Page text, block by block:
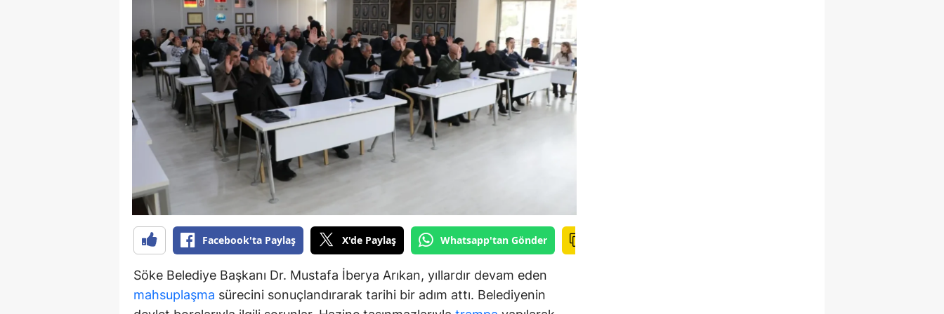
Yalova
Karabük
Kilis
Osmaniye
Facebook'ta Paylaş X'de Paylaş Whatsapp'tan Gönder
Söke Belediye Başkanı Dr. Mustafa İberya Arıkan, yıllardır devam eden
mahsuplaşma sürecini sonuçlandırarak tarihi bir adım attı. Belediyenin